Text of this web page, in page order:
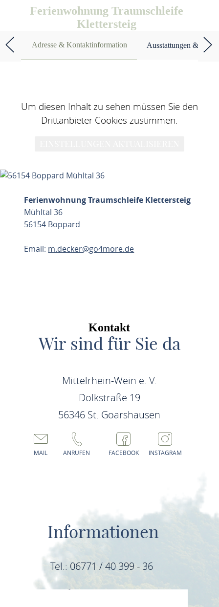
Ferienwohnung Traumschleife
Klettersteig
Adresse & Kontaktinformation Ausstattungen &
Um diesen Inhalt zu sehen müssen Sie den
Drittanbieter Cookies zustimmen.
Ferienwohnung Traumschleife Klettersteig
Mühltal 36
56154 Boppard
Email: m.decker@go4more.de
Kontakt
Wir sind für Sie da
Mittelrhein-Wein e. V.
Dolkstraße 19
56346 St. Goarshausen
MAIL ANRUFEN FACEBOOK INSTAGRAM
Informationen
Tel.: 06771 / 40 399 - 36
E-Mail: info@mittelrhein-wein.com